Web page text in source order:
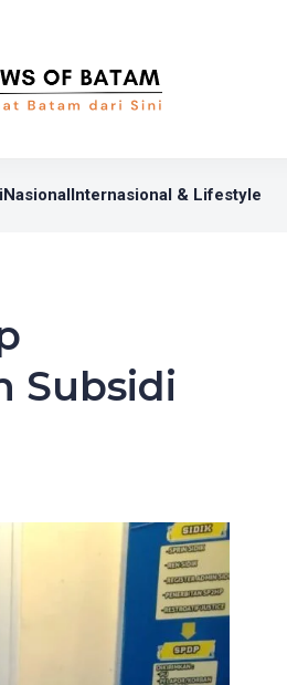
NasionalInternasional & Lifestyle
Subsidi